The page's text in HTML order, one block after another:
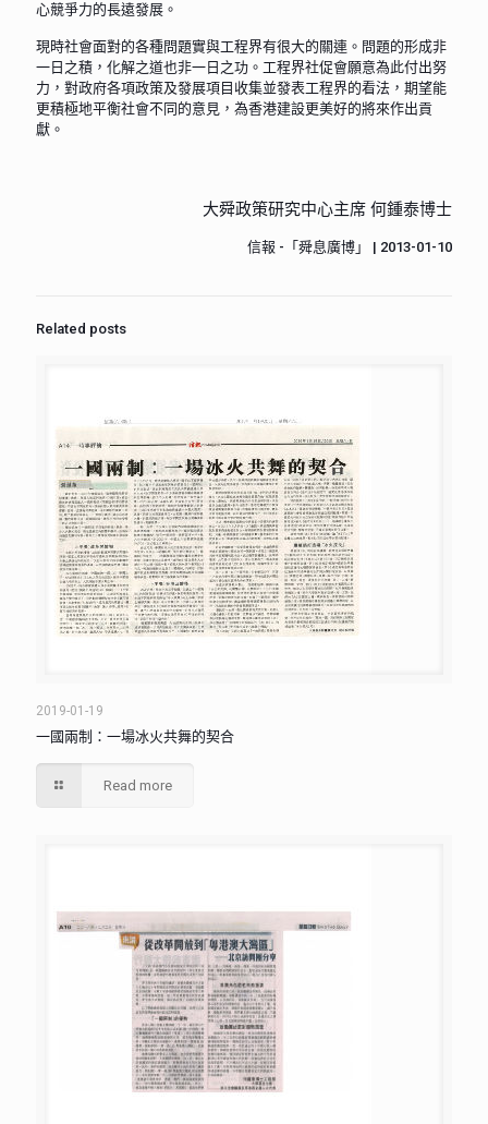
心競爭力的長遠發展。
現時社會面對的各種問題實與工程界有很大的關連。問題的形成非
一日之積，化解之道也非一日之功。工程界社促會願意為此付出努
力，對政府各項政策及發展項目收集並發表工程界的看法，期望能
更積極地平衡社會不同的意見，為香港建設更美好的將來作出貢
獻。
大舜政策研究中心主席 何鍾泰博士
信報 -「舜息廣博」 | 2013-01-10
Related posts
2019-01-19
一國兩制：一場冰火共舞的契合
Read more